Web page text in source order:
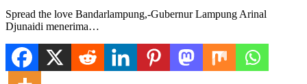
Spread the love Bandarlampung,-Gubernur Lampung Arinal
Djunaidi menerima…